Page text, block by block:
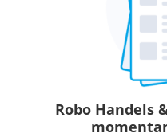
Robo Handels